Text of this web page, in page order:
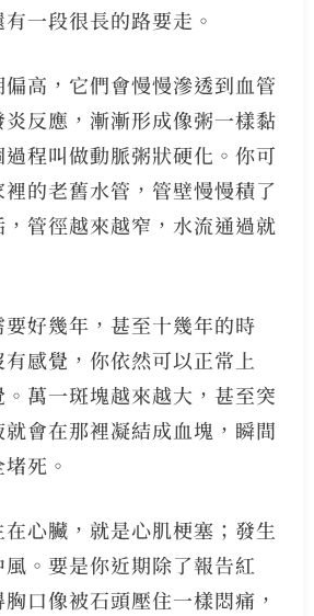
一段很長的路要走。
高，它們會慢慢滲透到血管
反應，漸漸形成像粥一樣黏
程叫做動脈粥狀硬化。你可
的老舊水管，管壁慢慢積了
管徑越來越窄，水流通過就
好幾年，甚至十幾年的時
感覺，你依然可以正常上
萬一斑塊越來越大，甚至突
會在那裡凝結成血塊，瞬間
死。
心臟，就是心肌梗塞；發生
。要是你近期除了報告紅
口像被石頭壓住一樣悶痛，